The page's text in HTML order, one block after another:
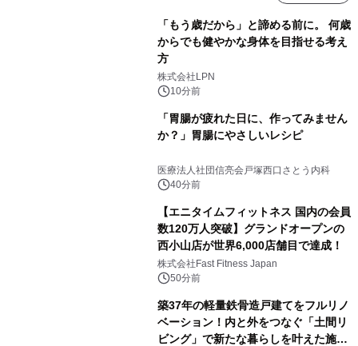
「もう歳だから」と諦める前に。 何歳
からでも健やかな身体を目指せる考え
方
株式会社LPN
10分前
「胃腸が疲れた日に、作ってみません
か？」胃腸にやさしいレシピ
医療法人社団信亮会戸塚西口さとう内科
40分前
【エニタイムフィットネス 国内の会員
数120万人突破】グランドオープンの
西小山店が世界6,000店舗目で達成！
株式会社Fast Fitness Japan
50分前
築37年の軽量鉄骨造戸建てをフルリノ
ベーション！内と外をつなぐ「土間リ
ビング」で新たな暮らしを叶えた施工